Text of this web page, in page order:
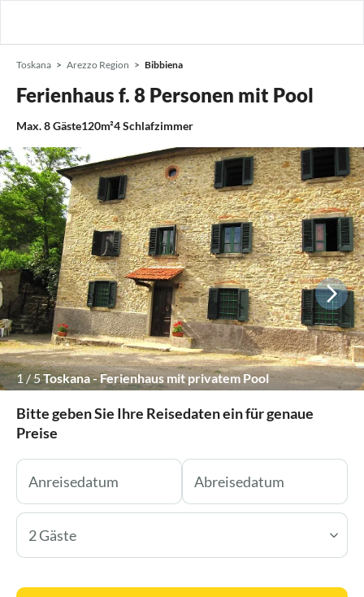
Toskana Arezzo Region Bibbiena
Ferienhaus f. 8 Personen mit Pool
Max.8Gäste120m²4Schlafzimmer
1/5Toskana - Ferienhaus mit privatem Pool
Bitte geben Sie Ihre Reisedaten ein für genaue
Preise
2 Gäste